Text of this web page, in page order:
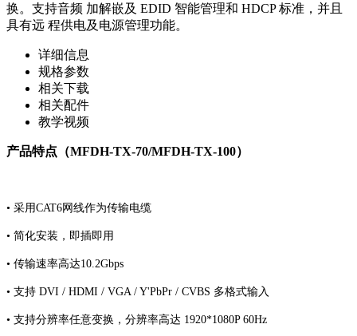
换。支持音频 加解嵌及 EDID 智能管理和 HDCP 标准，并且
具有远 程供电及电源管理功能。
详细信息
规格参数
相关下载
相关配件
教学视频
产品特点（MFDH-TX-70/MFDH-TX-100）
• 采用CAT6网线作为传输电缆
• 简化安装，即插即用
• 传输速率高达10.2Gbps
• 支持 DVI / HDMI / VGA / Y'PbPr / CVBS 多格式输入
• 支持分辨率任意变换，分辨率高达 1920*1080P 60Hz